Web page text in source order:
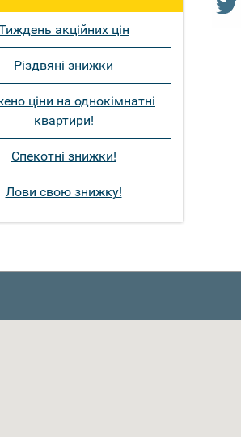
акційних цін
Різдвяні знижки
ціни на однокімнатні
квартири!
Спекотні знижки!
Лови свою знижку!